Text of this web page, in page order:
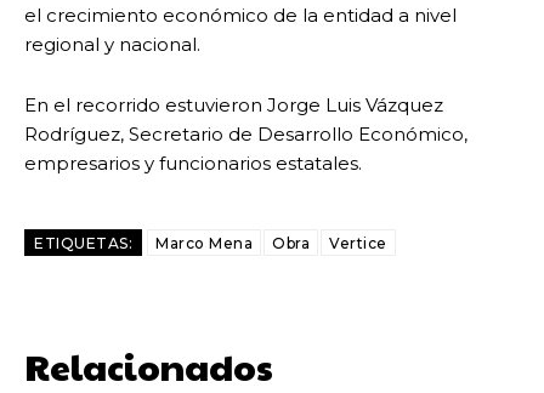
el crecimiento económico de la entidad a nivel
regional y nacional.
En el recorrido estuvieron Jorge Luis Vázquez
Rodríguez, Secretario de Desarrollo Económico,
empresarios y funcionarios estatales.
ETIQUETAS: Marco Mena Obra Vertice
Relacionados